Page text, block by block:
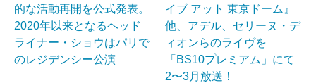
的な活動再開を公式発表。
2020年以来となるヘッド
ライナー・ショウはパリで
のレジデンシー公演
イブ アット 東京ドーム』
他、アデル、セリーヌ・デ
ィオンらのライヴを
「BS10プレミアム」にて
2〜3月放送！